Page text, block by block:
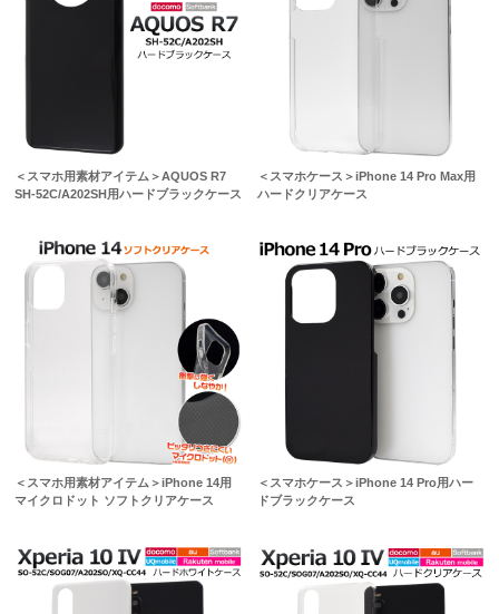
＜スマホ用素材アイテム＞AQUOS R7
SH-52C/A202SH用ハードブラックケース
＜スマホケース＞iPhone 14 Pro Max用
ハードクリアケース
＜スマホ用素材アイテム＞iPhone 14用
マイクロドット ソフトクリアケース
＜スマホケース＞iPhone 14 Pro用ハー
ドブラックケース